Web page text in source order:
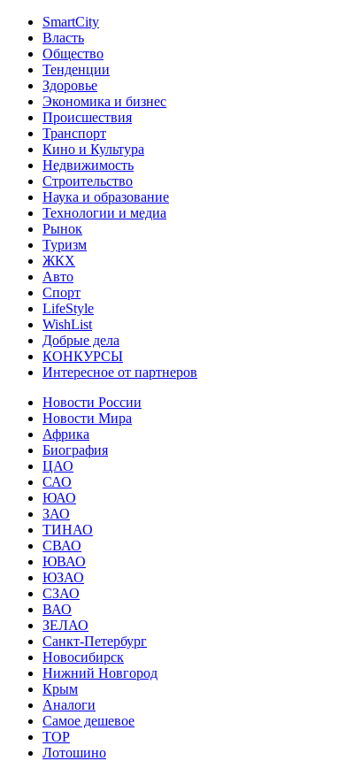
SmartCity
Власть
Общество
Тенденции
Здоровье
Экономика и бизнес
Происшествия
Транспорт
Кино и Культура
Недвижимость
Строительство
Наука и образование
Технологии и медиа
Рынок
Туризм
ЖКХ
Авто
Спорт
LifeStyle
WishList
Добрые дела
КОНКУРСЫ
Интересное от партнеров
Новости России
Новости Мира
Африка
Биография
ЦАО
САО
ЮАО
ЗАО
ТИНАО
СВАО
ЮВАО
ЮЗАО
СЗАО
ВАО
ЗЕЛАО
Санкт-Петербург
Новосибирск
Нижний Новгород
Крым
Аналоги
Самое дешевое
TOP
Лотошино